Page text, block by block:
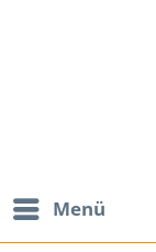
Menü